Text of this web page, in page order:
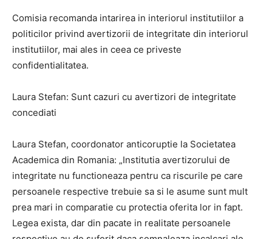
Comisia recomanda intarirea in interiorul institutiilor a
politicilor privind avertizorii de integritate din interiorul
institutiilor, mai ales in ceea ce priveste
confidentialitatea.
Laura Stefan: Sunt cazuri cu avertizori de integritate
concediati
Laura Stefan, coordonator anticoruptie la Societatea
Academica din Romania: „Institutia avertizorului de
integritate nu functioneaza pentru ca riscurile pe care
persoanele respective trebuie sa si le asume sunt mult
prea mari in comparatie cu protectia oferita lor in fapt.
Legea exista, dar din pacate in realitate persoanele